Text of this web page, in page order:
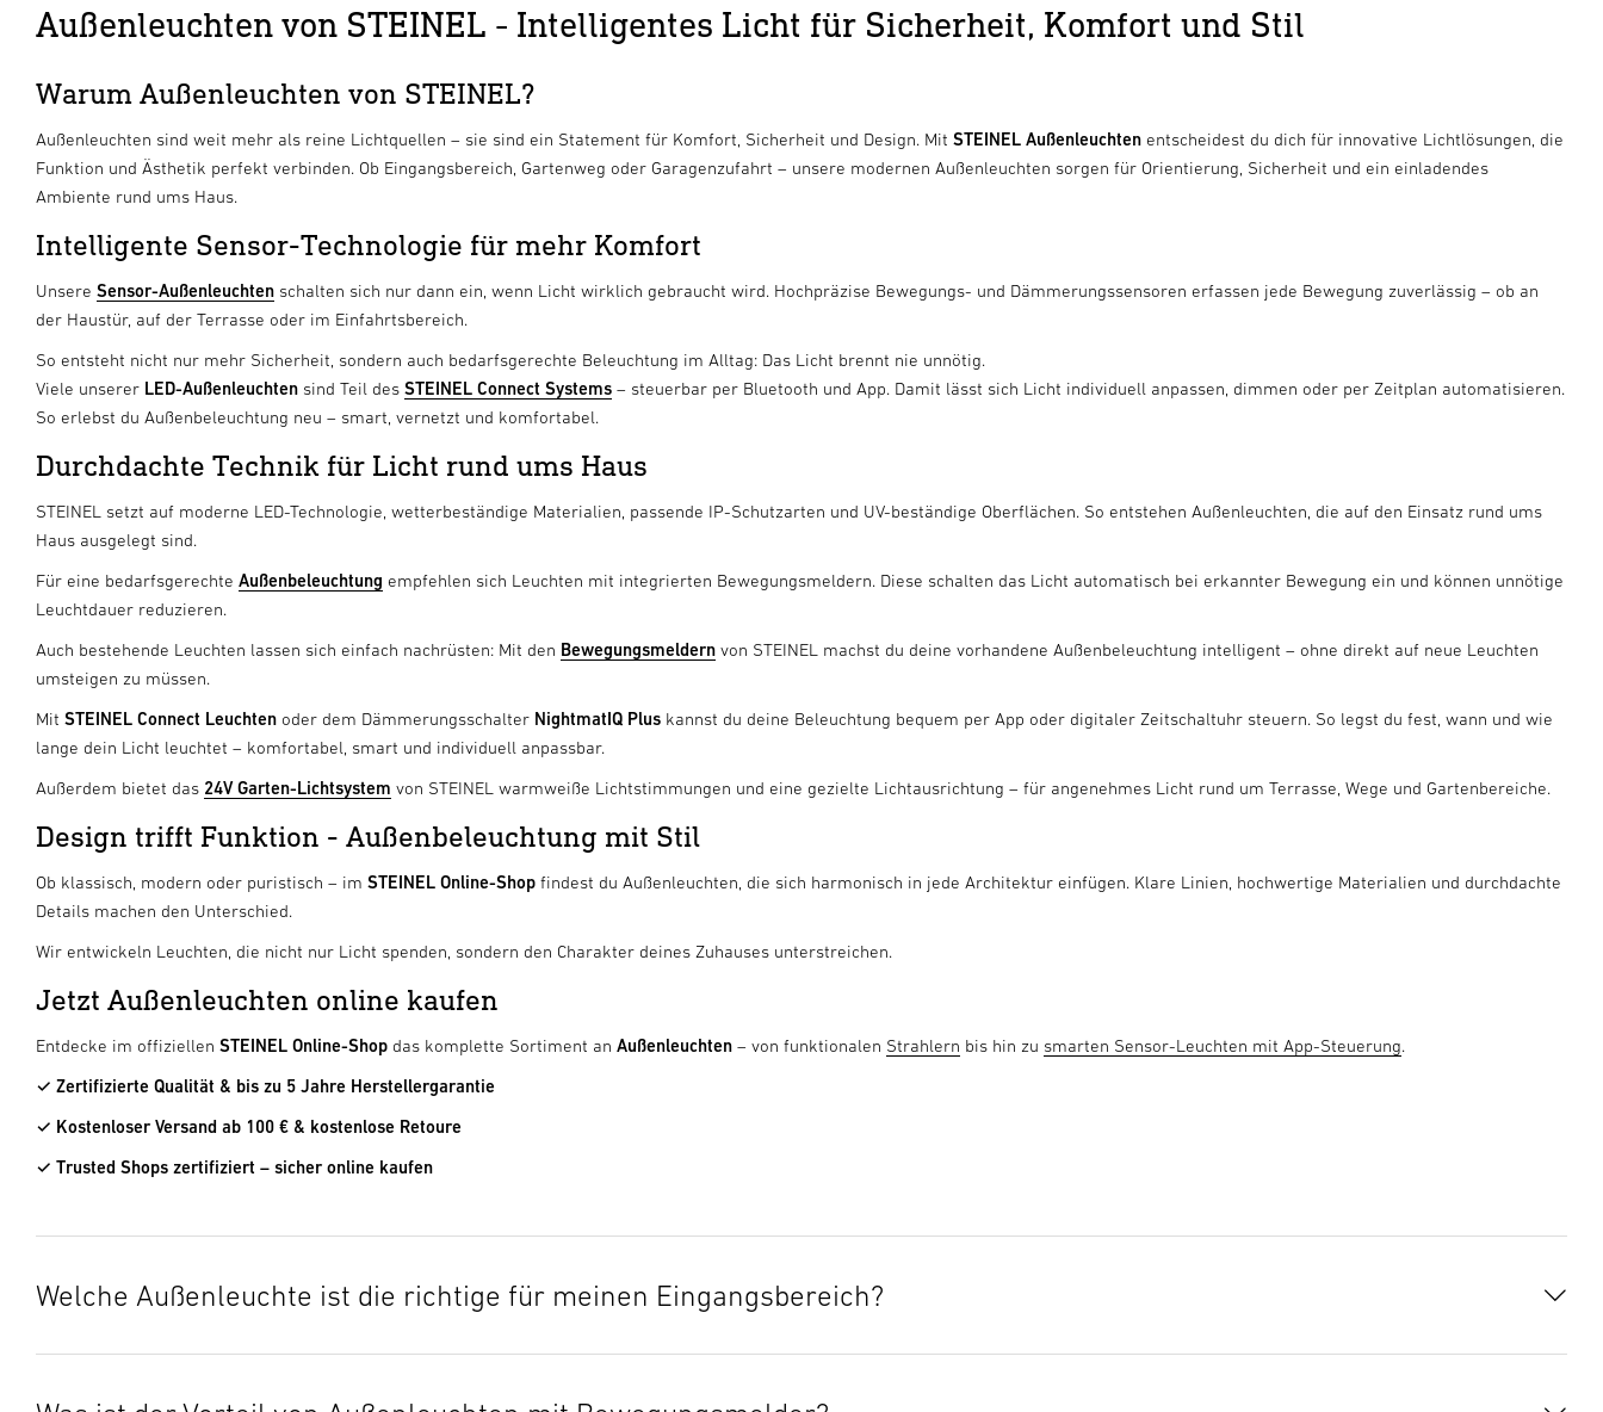
Außenleuchten von STEINEL - Intelligentes Licht für Sicherheit, Komfort und Stil
Warum Außenleuchten von STEINEL?
Außenleuchten sind weit mehr als reine Lichtquellen – sie sind ein Statement für Komfort, Sicherheit und Design. Mit STEINEL Außenleuchten entscheidest du dich für innovative Lichtlösungen, die
Funktion und Ästhetik perfekt verbinden. Ob Eingangsbereich, Gartenweg oder Garagenzufahrt – unsere modernen Außenleuchten sorgen für Orientierung, Sicherheit und ein einladendes
Ambiente rund ums Haus.
Intelligente Sensor-Technologie für mehr Komfort
Unsere Sensor-Außenleuchten schalten sich nur dann ein, wenn Licht wirklich gebraucht wird. Hochpräzise Bewegungs- und Dämmerungssensoren erfassen jede Bewegung zuverlässig – ob an
der Haustür, auf der Terrasse oder im Einfahrtsbereich.
So entsteht nicht nur mehr Sicherheit, sondern auch bedarfsgerechte Beleuchtung im Alltag: Das Licht brennt nie unnötig.
Viele unserer LED-Außenleuchten sind Teil des STEINEL Connect Systems – steuerbar per Bluetooth und App. Damit lässt sich Licht individuell anpassen, dimmen oder per Zeitplan automatisieren.
So erlebst du Außenbeleuchtung neu – smart, vernetzt und komfortabel.
Durchdachte Technik für Licht rund ums Haus
STEINEL setzt auf moderne LED-Technologie, wetterbeständige Materialien, passende IP-Schutzarten und UV-beständige Oberflächen. So entstehen Außenleuchten, die auf den Einsatz rund ums
Haus ausgelegt sind.
Für eine bedarfsgerechte Außenbeleuchtung empfehlen sich Leuchten mit integrierten Bewegungsmeldern. Diese schalten das Licht automatisch bei erkannter Bewegung ein und können unnötige
Leuchtdauer reduzieren.
Auch bestehende Leuchten lassen sich einfach nachrüsten: Mit den Bewegungsmeldern von STEINEL machst du deine vorhandene Außenbeleuchtung intelligent – ohne direkt auf neue Leuchten
umsteigen zu müssen.
Mit STEINEL Connect Leuchten oder dem Dämmerungsschalter NightmatIQ Plus kannst du deine Beleuchtung bequem per App oder digitaler Zeitschaltuhr steuern. So legst du fest, wann und wie
lange dein Licht leuchtet – komfortabel, smart und individuell anpassbar.
Außerdem bietet das 24V Garten-Lichtsystem von STEINEL warmweiße Lichtstimmungen und eine gezielte Lichtausrichtung – für angenehmes Licht rund um Terrasse, Wege und Gartenbereiche.
Design trifft Funktion - Außenbeleuchtung mit Stil
Ob klassisch, modern oder puristisch – im STEINEL Online-Shop findest du Außenleuchten, die sich harmonisch in jede Architektur einfügen. Klare Linien, hochwertige Materialien und durchdachte
Details machen den Unterschied.
Wir entwickeln Leuchten, die nicht nur Licht spenden, sondern den Charakter deines Zuhauses unterstreichen.
Jetzt Außenleuchten online kaufen
Entdecke im offiziellen STEINEL Online-Shop das komplette Sortiment an Außenleuchten – von funktionalen Strahlern bis hin zu smarten Sensor-Leuchten mit App-Steuerung.
✓ Zertifizierte Qualität & bis zu 5 Jahre Herstellergarantie
✓ Kostenloser Versand ab 100 € & kostenlose Retoure
✓ Trusted Shops zertifiziert – sicher online kaufen
Welche Außenleuchte ist die richtige für meinen Eingangsbereich?